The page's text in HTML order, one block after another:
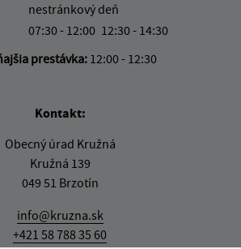
nestránkový deň
07:30 - 12:00 12:30 - 14:30
prestávka: 12:00 - 12:30
Kontakt:
Obecný úrad Kružná
Kružná 139
049 51 Brzotín
info@kruzna.sk
+421 58 788 35 60